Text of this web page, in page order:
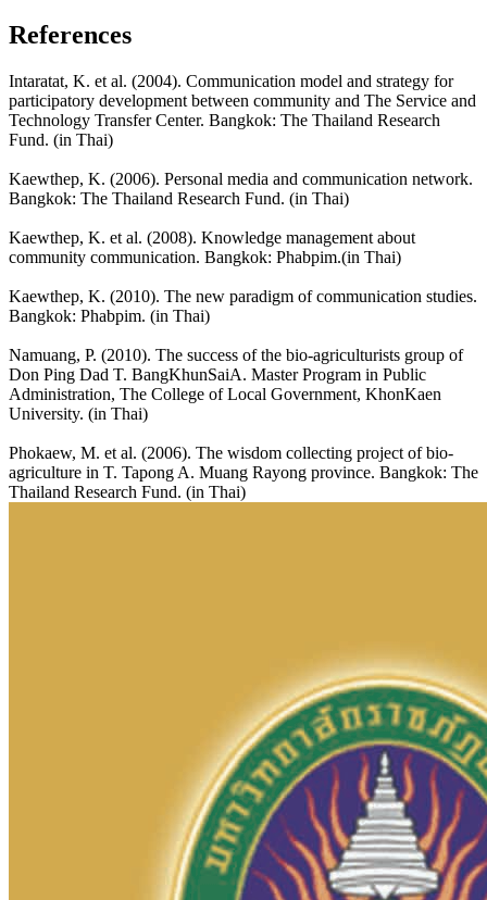
References
Intaratat, K. et al. (2004). Communication model and strategy for
participatory development between community and The Service and
Technology Transfer Center. Bangkok: The Thailand Research
Fund. (in Thai)
Kaewthep, K. (2006). Personal media and communication network.
Bangkok: The Thailand Research Fund. (in Thai)
Kaewthep, K. et al. (2008). Knowledge management about
community communication. Bangkok: Phabpim.(in Thai)
Kaewthep, K. (2010). The new paradigm of communication studies.
Bangkok: Phabpim. (in Thai)
Namuang, P. (2010). The success of the bio-agriculturists group of
Don Ping Dad T. BangKhunSaiA. Master Program in Public
Administration, The College of Local Government, KhonKaen
University. (in Thai)
Phokaew, M. et al. (2006). The wisdom collecting project of bio-
agriculture in T. Tapong A. Muang Rayong province. Bangkok: The
Thailand Research Fund. (in Thai)